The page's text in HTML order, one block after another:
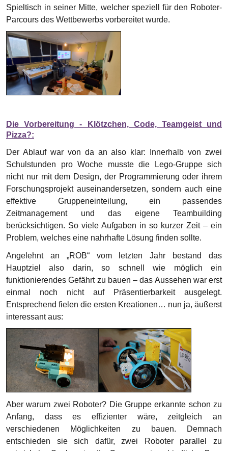
Spieltisch in seiner Mitte, welcher speziell für den Roboter-
Parcours des Wettbewerbs vorbereitet wurde.
Die Vorbereitung - Klötzchen, Code, Teamgeist und
Pizza?:
Der Ablauf war von da an also klar: Innerhalb von zwei
Schulstunden pro Woche musste die Lego-Gruppe sich
nicht nur mit dem Design, der Programmierung oder ihrem
Forschungsprojekt auseinandersetzen, sondern auch eine
effektive Gruppeneinteilung, ein passendes
Zeitmanagement und das eigene Teambuilding
berücksichtigen. So viele Aufgaben in so kurzer Zeit – ein
Problem, welches eine nahrhafte Lösung finden sollte.
Angelehnt an „ROB“ vom letzten Jahr bestand das
Hauptziel also darin, so schnell wie möglich ein
funktionierendes Gefährt zu bauen – das Aussehen war erst
einmal noch nicht auf Präsentierbarkeit ausgelegt.
Entsprechend fielen die ersten Kreationen… nun ja, äußerst
interessant aus:
Aber warum zwei Roboter? Die Gruppe erkannte schon zu
Anfang, dass es effizienter wäre, zeitgleich an
verschiedenen Möglichkeiten zu bauen. Demnach
entschieden sie sich dafür, zwei Roboter parallel zu